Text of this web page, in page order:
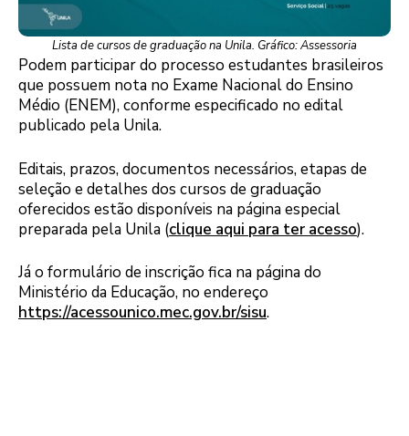
Lista de cursos de graduação na Unila. Gráfico: Assessoria
Podem participar do processo estudantes brasileiros
que possuem nota no Exame Nacional do Ensino
Médio (ENEM), conforme especificado no edital
publicado pela Unila.
Editais, prazos, documentos necessários, etapas de
seleção e detalhes dos cursos de graduação
oferecidos estão disponíveis na página especial
preparada pela Unila (clique aqui para ter acesso).
Já o formulário de inscrição fica na página do
Ministério da Educação, no endereço
https://acessounico.mec.gov.br/sisu.